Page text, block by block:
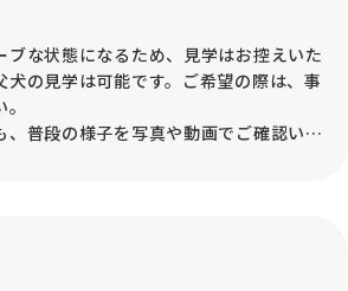
ブな状態になるため、見学はお控えいた
犬の見学は可能です。ご希望の際は、事
、普段の様子を写真や動画でご確認いた